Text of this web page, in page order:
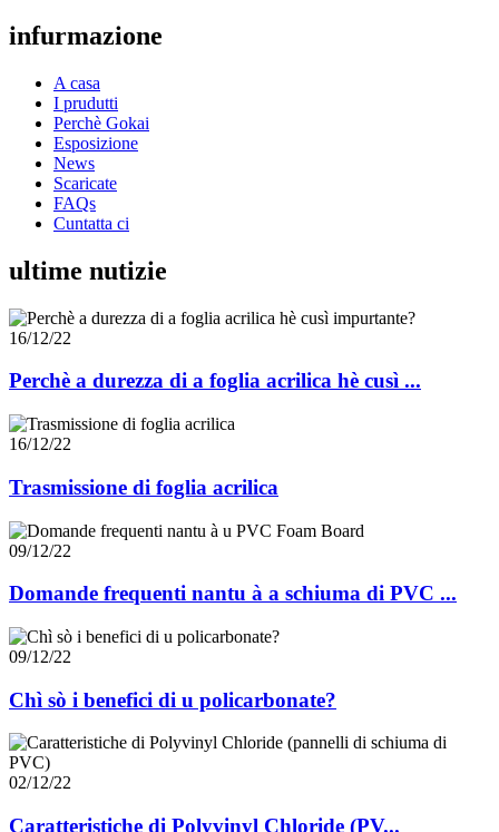
infurmazione
A casa
I prudutti
Perchè Gokai
Esposizione
News
Scaricate
FAQs
Cuntatta ci
ultime nutizie
16/12/22
Perchè a durezza di a foglia acrilica hè cusì ...
16/12/22
Trasmissione di foglia acrilica
09/12/22
Domande frequenti nantu à a schiuma di PVC ...
09/12/22
Chì sò i benefici di u policarbonate?
02/12/22
Caratteristiche di Polyvinyl Chloride (PV...